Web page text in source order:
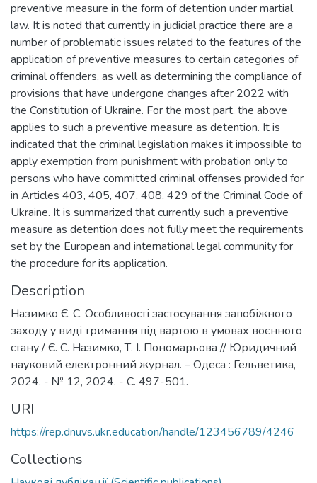
preventive measure in the form of detention under martial
law. It is noted that currently in judicial practice there are a
number of problematic issues related to the features of the
application of preventive measures to certain categories of
criminal offenders, as well as determining the compliance of
provisions that have undergone changes after 2022 with
the Constitution of Ukraine. For the most part, the above
applies to such a preventive measure as detention. It is
indicated that the criminal legislation makes it impossible to
apply exemption from punishment with probation only to
persons who have committed criminal offenses provided for
in Articles 403, 405, 407, 408, 429 of the Criminal Code of
Ukraine. It is summarized that currently such a preventive
measure as detention does not fully meet the requirements
set by the European and international legal community for
the procedure for its application.
Description
Назимко Є. С. Особливості застосування запобіжного
заходу у виді тримання під вартою в умовах воєнного
стану / Є. С. Назимко, Т. І. Пономарьова // Юридичний
науковий електронний журнал. – Одеса : Гельветика,
2024. - № 12, 2024. - С. 497-501.
URI
https://rep.dnuvs.ukr.education/handle/123456789/4246
Collections